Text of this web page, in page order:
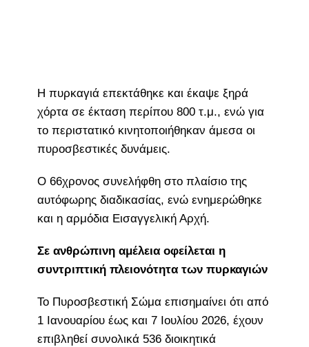
Η πυρκαγιά επεκτάθηκε και έκαψε ξηρά
χόρτα σε έκταση περίπου 800 τ.μ., ενώ για
το περιστατικό κινητοποιήθηκαν άμεσα οι
πυροσβεστικές δυνάμεις.
Ο 66χρονος συνελήφθη στο πλαίσιο της
αυτόφωρης διαδικασίας, ενώ ενημερώθηκε
και η αρμόδια Εισαγγελική Αρχή.
Σε ανθρώπινη αμέλεια οφείλεται η
συντριπτική πλειονότητα των πυρκαγιών
Το Πυροσβεστική Σώμα επισημαίνει ότι από
1 Ιανουαρίου έως και 7 Ιουλίου 2026, έχουν
επιβληθεί συνολικά 536 διοικητικά